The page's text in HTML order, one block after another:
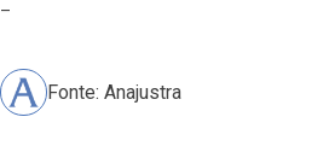
–
Fonte: Anajustra